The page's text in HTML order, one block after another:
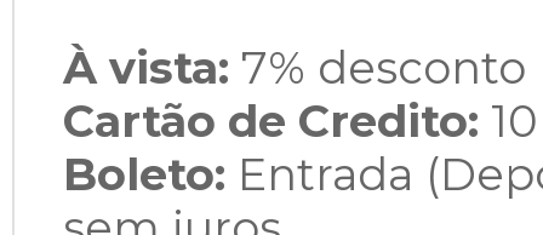
À vista: 7%
Cartão de Credito:
Boleto: Entrada